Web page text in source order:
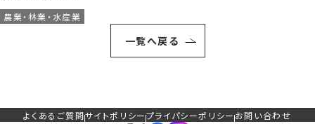
農業・林業・水産業
一覧へ戻る
よくあるご質問サイトポリシープライパシーポリシーお問い合わせ